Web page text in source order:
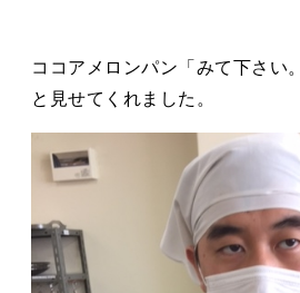
ココアメロンパン「みて下さい
と見せてくれました。